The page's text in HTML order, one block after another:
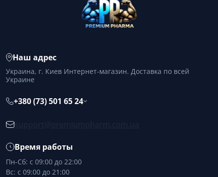
Наш адрес
Украина, г. Киев Интернет-магазин. Доставка по всей
Украине
+380 (73) 501 65 24
Время работы
Пн-Сб: с 09:00 до 22:00
Вс: с 09:00 до 21:00